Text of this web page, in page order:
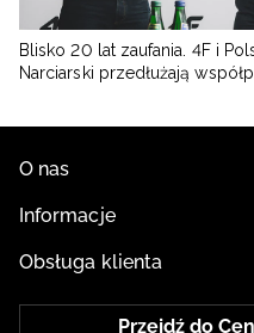
Blisko 20 lat zaufania. 4F i
Narciarski przedłużają
O nas
Informacje
Obsługa klienta
Przejdź do